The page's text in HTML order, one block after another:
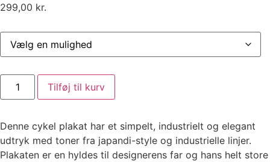
299,00 kr.
Cykel
antal
Tilføj til kurv
Denne cykel plakat har et simpelt, industrielt og elegant
udtryk med toner fra japandi-style og industrielle linjer.
Plakaten er en hyldes til designerens far og hans helt store